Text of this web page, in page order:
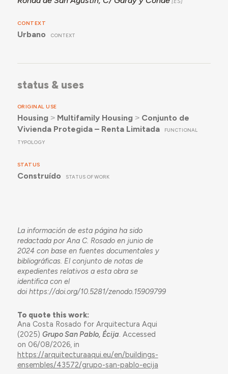
CONTEXT
Urbano CONTEXT
status & uses
ORIGINAL USE
Housing ˃ Multifamily Housing ˃ Conjunto de
Vivienda Protegida – Renta Limitada
FUNCTIONAL
TYPOLOGY
STATUS
Construído STATUS OF WORK
La información de esta página ha sido
redactada por Ana C. Rosado en junio de
2024 con base en fuentes documentales y
bibliográficas. El conjunto de notas de
expedientes relativos a esta obra se
identifica con el
doi https://doi.org/10.5281/zenodo.15909799
To quote this work:
Ana Costa Rosado for Arquitectura Aqui
(2025) Grupo San Pablo, Écija. Accessed
on 06/08/2026, in
https://arquitecturaaqui.eu/en/buildings-
ensembles/43572/grupo-san-pablo-ecija